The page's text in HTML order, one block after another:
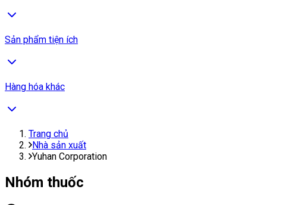
Sản phẩm tiện ích
Hàng hóa khác
Trang chủ
Nhà sản xuất
Yuhan Corporation
Nhóm thuốc